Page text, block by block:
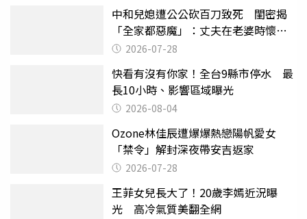
中和兒媳遭公公砍百刀致死 閨密揭
「全家都惡魔」：丈夫在老婆時懷孕
摔東西
2026-07-28
快看有沒有你家！全台9縣市停水 最
長10小時、影響區域曝光
2026-08-04
Ozone林佳辰遭爆爆熱戀陽帆愛女
「禁令」解封深夜帶安吉返家
2026-07-28
王菲女兒長大了！20歲李嫣近況曝
光 高冷氣質美翻全網